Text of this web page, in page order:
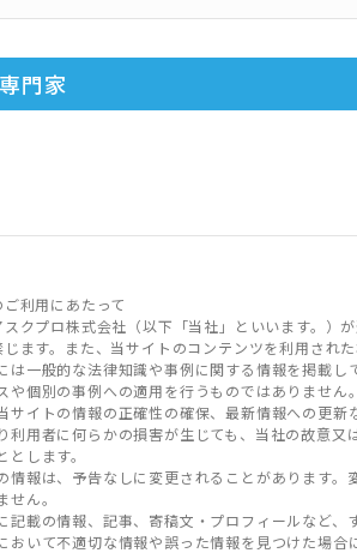
門家
利用にあたって
スクプロ株式会社（以下「当社」といいます。）
ます。また、当サイトのコンテンツを利用され
は一般的な法律知識や事例に関する情報を掲載
や個別の事例への適用を行うものではありません。
サイトの情報の正確性の確保、最新情報への更
利用者に何らかの損害が生じても、当社の故意
とします。
情報は、予告なしに変更されることがあります
せん。
記載の情報、記事、寄稿文・プロフィールなど、
おいて不適切な情報や誤った情報を見つけた場